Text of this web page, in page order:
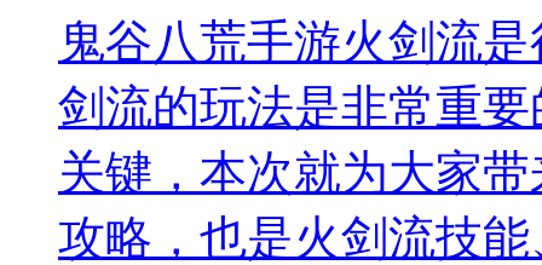
鬼谷八荒手游火剑流
剑流的玩法是非常重
关键，本次就为大家
攻略，也是火剑流技